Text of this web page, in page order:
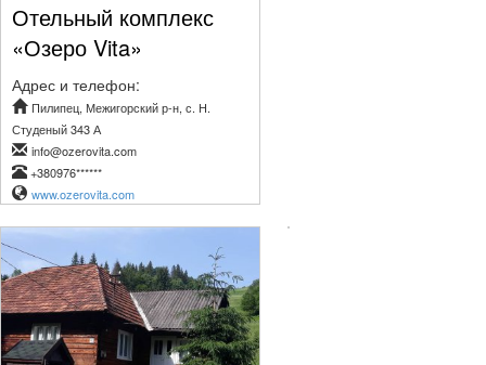
Отельный комплекс
«Озеро Vita»
Адрес и телефон:
Пилипец, Межигорский р-н, с. Н.
Студеный 343 А
info@ozerovita.com
+380976******
www.ozerovita.com